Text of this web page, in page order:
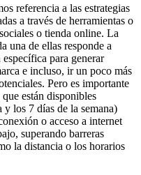
referencia a las estrategias
a través de herramientas o
o tienda online. La
una de ellas responde a
para generar
e incluso, ir un poco más
Pero es importante
están disponibles
y los 7 días de la semana)
o acceso a internet
superando barreras
la distancia o los horarios